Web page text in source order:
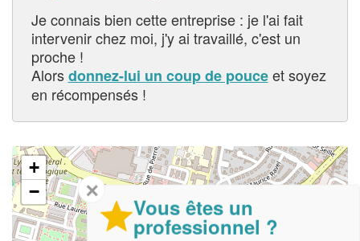
Je connais bien cette entreprise : je l'ai fait
intervenir chez moi, j'y ai travaillé, c'est un
proche !
Alorsdonnez-lui un coup de pouceet soyez
en récompensés !
+
−
✕
Vous êtes un
professionnel ?